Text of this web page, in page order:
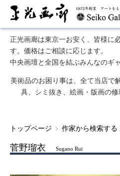
正光画廊は東京一お安く、皆様に
す。価格はご相談に応じます。
中央画壇と全国を結ぶみんなのギ
美術品のお困り事は、全て当店で
具、シミ抜き、絵画・版画の
トップページ 作家から検索する
菅野瑠衣 Sugano Rui